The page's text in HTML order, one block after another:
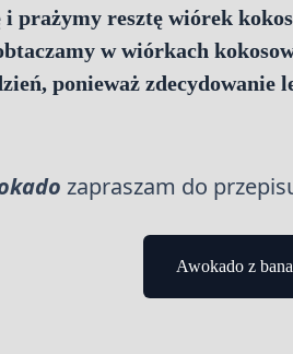
i prażymy resztę wiórek
w wiórkach
ponieważ
zapraszam do
Awokado z